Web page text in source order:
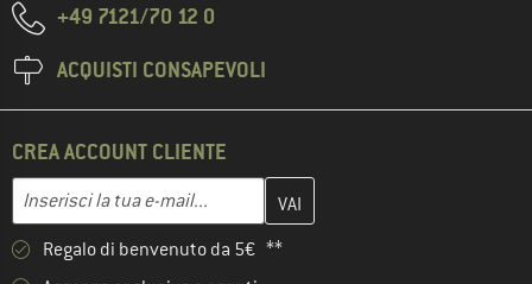
+49 7121/70 12 0
ACQUISTI CONSAPEVOLI
CREA ACCOUNT CLIENTE
Indirizzo e-mail
Inserisci qui il tuo indirizzo e-mail e crea il tuo account cliente
Regalo di benvenuto da 5€ **